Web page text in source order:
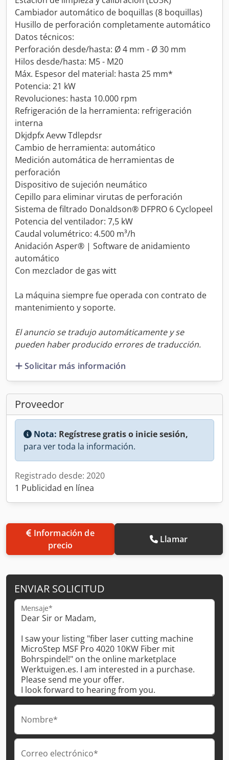
Cambiador automático de boquillas (8 boquillas)
Husillo de perforación completamente automático
Datos técnicos:
Perforación desde/hasta: Ø 4 mm - Ø 30 mm
Hilos desde/hasta: M5 - M20
Máx. Espesor del material: hasta 25 mm*
Potencia: 21 kW
Revoluciones: hasta 10.000 rpm
Refrigeración de la herramienta: refrigeración
interna
Dkjdpfx Aevw Tdlepdsr
Cambio de herramienta: automático
Medición automática de herramientas de
perforación
Dispositivo de sujeción neumático
Cepillo para eliminar virutas de perforación
Sistema de filtrado Donaldson® DFPRO 6 Cyclopeel
Potencia del ventilador: 7,5 kW
Caudal volumétrico: 4.500 m³/h
Anidación Asper® | Software de anidamiento
automático
Con mezclador de gas witt
La máquina siempre fue operada con contrato de
mantenimiento y soporte.
El anuncio se tradujo automáticamente y se
pueden haber producido errores de traducción.
Solicitar más información
Proveedor
Nota: Regístrese gratis o inicie sesión,
para ver toda la información.
Registrado desde: 2020
1 Publicidad en línea
precio
Llamar
ENVIAR SOLICITUD
Mensaje*
Nombre*
Correo electrónico*